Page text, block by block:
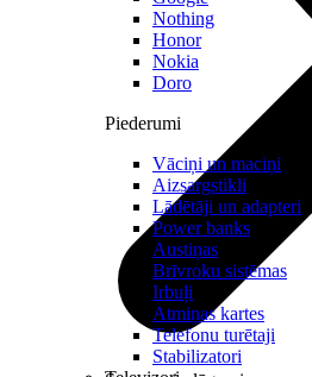
Nothing
Honor
Nokia
Doro
Piederumi
Vāciņi un maciņi
Aizsargstikli
Lādētāji un adapteri
Power banks
Austiņas
Brīvroku sistēmas
Irbuļi
Atmiņas kartes
Telefonu turētaji
Stabilizatori